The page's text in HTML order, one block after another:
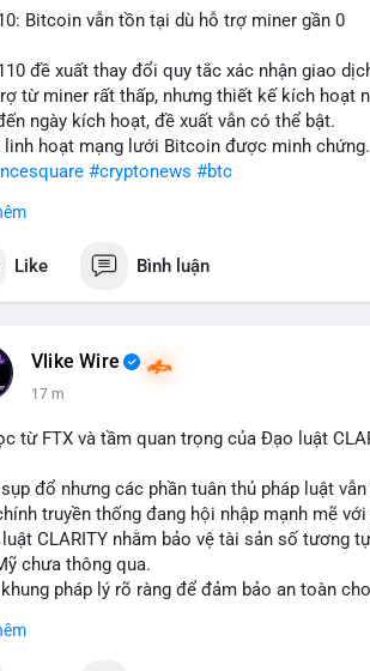
Bitcoin vẫn tồn tại dù hỗ trợ miner gần 0
đề xuất thay đổi quy tắc xác nhận giao
từ miner rất thấp, nhưng thiết kế kích hoạt
ngày kích hoạt, đề xuất vẫn có thể bật.
linh hoạt mạng lưới Bitcoin được minh chứng.
#cryptonews #btc
#titanbot
Like Bình luận
Vlike Wire
17 m
từ FTX và tầm quan trọng của Đạo luật
sụp đổ nhưng các phần tuân thủ pháp luật
truyền thống đang hội nhập mạnh mẽ
CLARITY nhằm bảo vệ tài sản số tương
chưa thông qua.
pháp lý rõ ràng để đảm bảo an toàn